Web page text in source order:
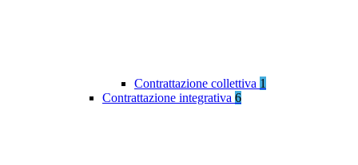
Contrattazione collettiva 1
Contrattazione integrativa 6